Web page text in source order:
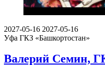
2027-05-16 2027-05-16
Уфа ГКЗ «Башкортостан»
Валерий Семин,